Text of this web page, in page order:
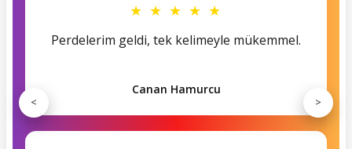
★ ★ ★ ★ ★
Perdelerim geldi, tek kelimeyle mükemmel.
Canan Hamurcu
< >